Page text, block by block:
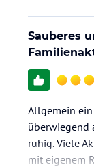
Sauberes
Allgemein
überwiegend
ruhig. Viele
mit eigenem